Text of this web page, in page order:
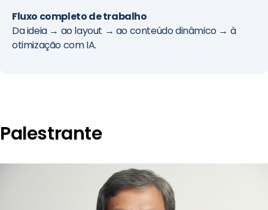
Fluxo completo de trabalho
Da ideia → ao layout → ao conteúdo dinâmico → à
otimização com IA.
Palestrante